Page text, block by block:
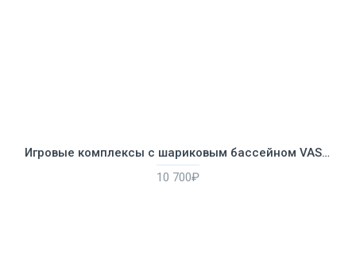
Игровые комплексы с шариковым бассейном VASIA VS-716
10 700₽